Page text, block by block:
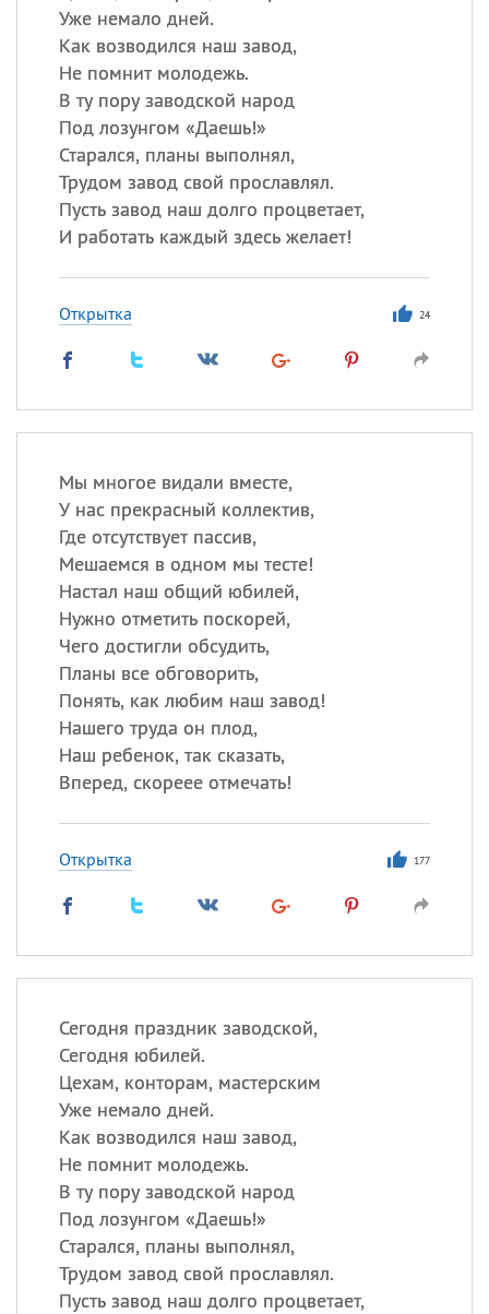
Уже немало дней.
Как возводился наш завод,
Не помнит молодежь.
В ту пору заводской народ
Под лозунгом «Даешь!»
Старался, планы выполнял,
Трудом завод свой прославлял.
Пусть завод наш долго процветает,
И работать каждый здесь желает!
Открытка 24
Мы многое видали вместе,
У нас прекрасный коллектив,
Где отсутствует пассив,
Мешаемся в одном мы тесте!
Настал наш общий юбилей,
Нужно отметить поскорей,
Чего достигли обсудить,
Планы все обговорить,
Понять, как любим наш завод!
Нашего труда он плод,
Наш ребенок, так сказать,
Вперед, скореее отмечать!
Открытка 177
Сегодня праздник заводской,
Сегодня юбилей.
Цехам, конторам, мастерским
Уже немало дней.
Как возводился наш завод,
Не помнит молодежь.
В ту пору заводской народ
Под лозунгом «Даешь!»
Старался, планы выполнял,
Трудом завод свой прославлял.
Пусть завод наш долго процветает,